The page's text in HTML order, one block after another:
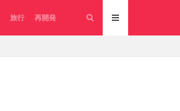
旅行 再開発